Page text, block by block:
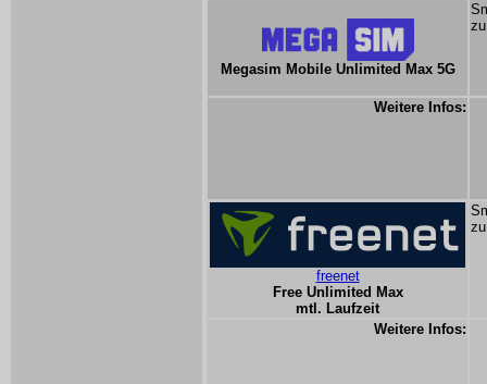
Megasim Mobile Unlimited Max 5G
Weitere Infos:
freenet
Free Unlimited Max
mtl. Laufzeit
Weitere Infos: